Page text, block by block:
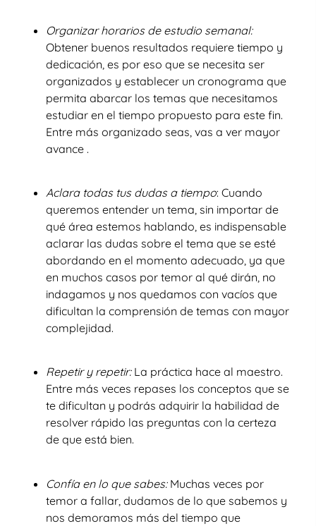
Organizar horarios de estudio semanal:
Obtener buenos resultados requiere tiempo y
dedicación, es por eso que se necesita ser
organizados y establecer un cronograma que
permita abarcar los temas que necesitamos
estudiar en el tiempo propuesto para este fin.
Entre más organizado seas, vas a ver mayor
avance .
Aclara todas tus dudas a tiempo: Cuando
queremos entender un tema, sin importar de
qué área estemos hablando, es indispensable
aclarar las dudas sobre el tema que se esté
abordando en el momento adecuado, ya que
en muchos casos por temor al qué dirán, no
indagamos y nos quedamos con vacíos que
dificultan la comprensión de temas con mayor
complejidad.
Repetir y repetir:La práctica hace al maestro.
Entre más veces repases los conceptos que se
te dificultan y podrás adquirir la habilidad de
resolver rápido las preguntas con la certeza
de que está bien.
Confía en lo que sabes:Muchas veces por
temor a fallar, dudamos de lo que sabemos y
nos demoramos más del tiempo que